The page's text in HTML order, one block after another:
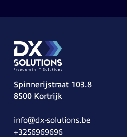
Spinnerijstraat 103.8
8500 Kortrijk
info@dx-solutions.be
+3256969696